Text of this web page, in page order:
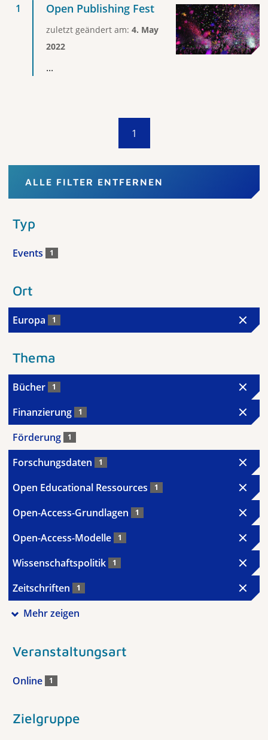
Open Publishing Fest
zuletzt geändert am: 4. May
2022
...
1
ALLE FILTER ENTFERNEN
Typ
Events 1
Ort
Europa 1
Thema
Bücher 1
Finanzierung 1
Förderung 1
Forschungsdaten 1
Open Educational Ressources 1
Open-Access-Grundlagen 1
Open-Access-Modelle 1
Wissenschaftspolitik 1
Zeitschriften 1
Mehr zeigen
Veranstaltungsart
Online 1
Zielgruppe